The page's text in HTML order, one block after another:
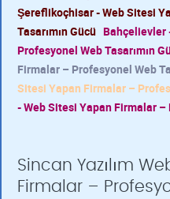
Şereflikoçhisar - Web Sitesi
Tasarımın Gücü Bahçelievler
Profesyonel Web Tasarımın
Firmalar – Profesyonel Web
Sitesi Yapan Firmalar –
- Web Sitesi Yapan Firmalar –
Sincan Yazılım
Firmalar –